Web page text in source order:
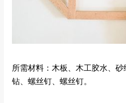
所需材料：木板、木工胶水、
钻、螺丝钉、螺丝钉。